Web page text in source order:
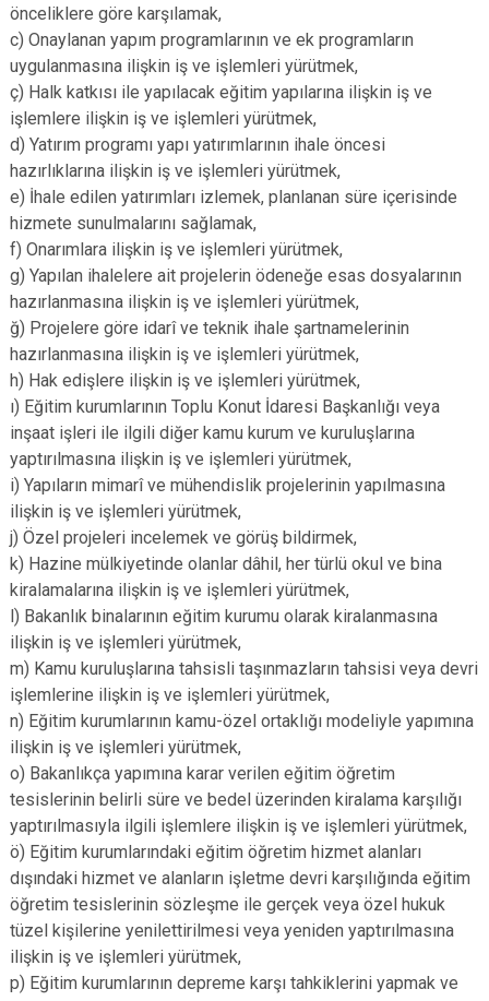
önceliklere göre karşılamak,
c) Onaylanan yapım programlarının ve ek programların
uygulanmasına ilişkin iş ve işlemleri yürütmek,
ç) Halk katkısı ile yapılacak eğitim yapılarına ilişkin iş ve
işlemlere ilişkin iş ve işlemleri yürütmek,
d) Yatırım programı yapı yatırımlarının ihale öncesi
hazırlıklarına ilişkin iş ve işlemleri yürütmek,
e) İhale edilen yatırımları izlemek, planlanan süre içerisinde
hizmete sunulmalarını sağlamak,
f) Onarımlara ilişkin iş ve işlemleri yürütmek,
g) Yapılan ihalelere ait projelerin ödeneğe esas dosyalarının
hazırlanmasına ilişkin iş ve işlemleri yürütmek,
ğ) Projelere göre idarî ve teknik ihale şartnamelerinin
hazırlanmasına ilişkin iş ve işlemleri yürütmek,
h) Hak edişlere ilişkin iş ve işlemleri yürütmek,
ı) Eğitim kurumlarının Toplu Konut İdaresi Başkanlığı veya
inşaat işleri ile ilgili diğer kamu kurum ve kuruluşlarına
yaptırılmasına ilişkin iş ve işlemleri yürütmek,
i) Yapıların mimarî ve mühendislik projelerinin yapılmasına
ilişkin iş ve işlemleri yürütmek,
j) Özel projeleri incelemek ve görüş bildirmek,
k) Hazine mülkiyetinde olanlar dâhil, her türlü okul ve bina
kiralamalarına ilişkin iş ve işlemleri yürütmek,
l) Bakanlık binalarının eğitim kurumu olarak kiralanmasına
ilişkin iş ve işlemleri yürütmek,
m) Kamu kuruluşlarına tahsisli taşınmazların tahsisi veya devri
işlemlerine ilişkin iş ve işlemleri yürütmek,
n) Eğitim kurumlarının kamu-özel ortaklığı modeliyle yapımına
ilişkin iş ve işlemleri yürütmek,
o) Bakanlıkça yapımına karar verilen eğitim öğretim
tesislerinin belirli süre ve bedel üzerinden kiralama karşılığı
yaptırılmasıyla ilgili işlemlere ilişkin iş ve işlemleri yürütmek,
ö) Eğitim kurumlarındaki eğitim öğretim hizmet alanları
dışındaki hizmet ve alanların işletme devri karşılığında eğitim
öğretim tesislerinin sözleşme ile gerçek veya özel hukuk
tüzel kişilerine yenilettirilmesi veya yeniden yaptırılmasına
ilişkin iş ve işlemleri yürütmek,
p) Eğitim kurumlarının depreme karşı tahkiklerini yapmak ve